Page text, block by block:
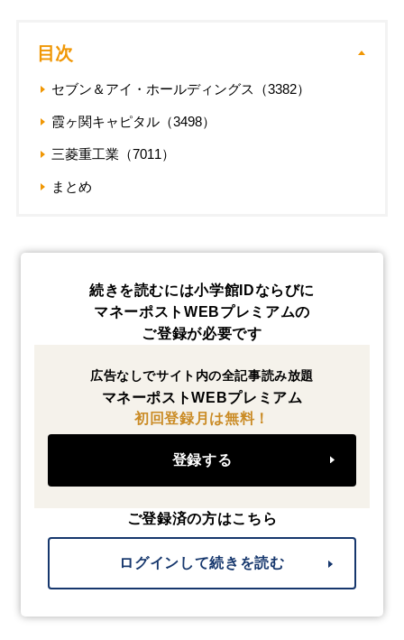
目次
セブン＆アイ・ホールディングス（3382）
霞ヶ関キャピタル（3498）
三菱重工業（7011）
まとめ
続きを読むには小学館IDならびに
マネーポストWEBプレミアムの
ご登録が必要です
広告なしでサイト内の全記事読み放題
マネーポストWEBプレミアム
初回登録月は無料！
登録する
ご登録済の方はこちら
ログインして続きを読む